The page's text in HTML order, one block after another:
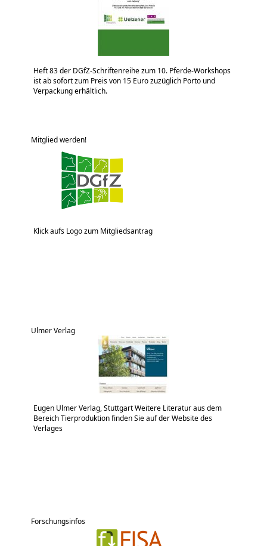
Heft 83 der DGfZ-Schriftenreihe zum 10. Pferde-Workshops
ist ab sofort zum Preis von 15 Euro zuzüglich Porto und
Verpackung erhältlich.
Mitglied werden!
Klick aufs Logo zum Mitgliedsantrag
Ulmer Verlag
Eugen Ulmer Verlag, Stuttgart Weitere Literatur aus dem
Bereich Tierproduktion finden Sie auf der Website des
Verlages
Forschungsinfos